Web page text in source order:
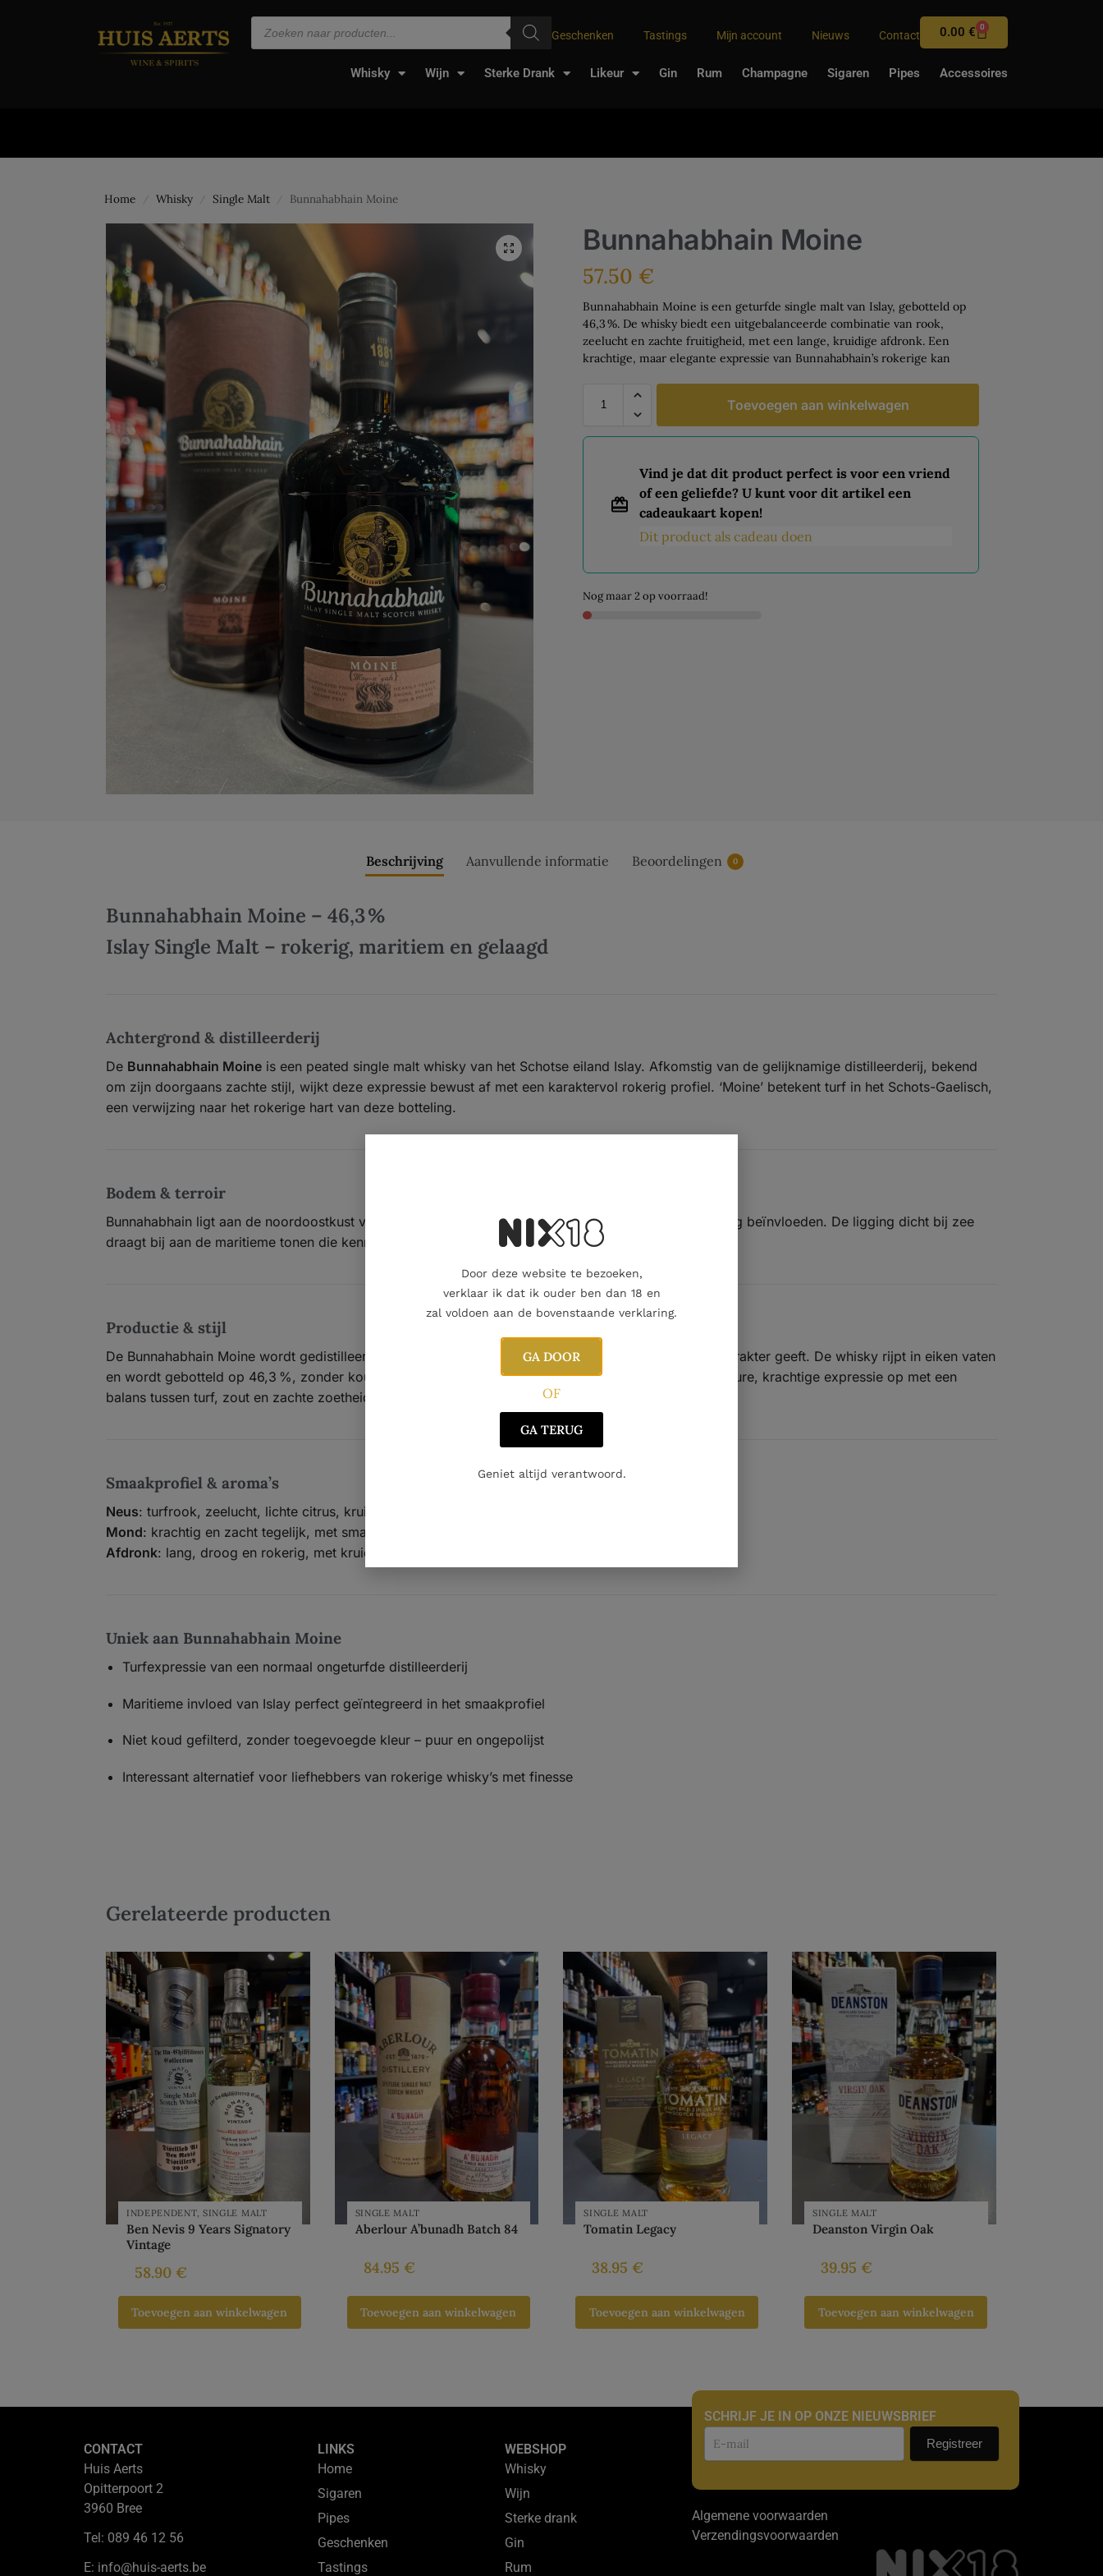
Geschenken Tastings Mijn account Nieuws Contact 0.00€ 0
Whisky Wijn Sterke Drank Likeur Gin Rum Champagne Sigaren Pipes Accessoires
Home / Whisky / Single Malt / Bunnahabhain Moine
Bunnahabhain Moine
57.50 €
Bunnahabhain Moine is een geturfde single malt van Islay, gebotteld op
46,3 %. De whisky biedt een uitgebalanceerde combinatie van rook,
zeelucht en zachte fruitigheid, met een lange, kruidige afdronk. Een
krachtige, maar elegante expressie van Bunnahabhain’s rokerige kan
Toevoegen aan winkelwagen
Vind je dat dit product perfect is voor een vriend
of een geliefde? U kunt voor dit artikel een
cadeaukaart kopen!
Dit product als cadeau doen
Nog maar 2 op voorraad!
Beschrijving Aanvullende informatie Beoordelingen 0
Bunnahabhain Moine – 46,3 %
Islay Single Malt – rokerig, maritiem en gelaagd
Achtergrond & distilleerderij
De Bunnahabhain Moineis een peated single malt whisky van het Schotse eiland Islay. Afkomstig van de gelijknamige distilleerderij, bekend
om zijn doorgaans zachte stijl, wijkt deze expressie bewust af met een karaktervol rokerig profiel. ‘Moine’ betekent turf in het Schots-Gaelisch,
een verwijzing naar het rokerige hart van deze botteling.
Bodem & terroir
Bunnahabhain ligt aan de noordoostkust van Islay, waar de zilte zeelucht en turfrijke bodems de rijping beïnvloeden. De ligging dicht bij zee
draagt bij aan de maritieme tonen die kenmerkend zijn voor deze whisky.
Productie & stijl
De Bunnahabhain Moine wordt gedistilleerd uit geturfde gerst, wat hem zijn kenmerkende rokerige karakter geeft. De whisky rijpt in eiken vaten
en wordt gebotteld op 46,3 %, zonder koude filtering of toevoeging van kleurstoffen. Dit levert een pure, krachtige expressie op met een
balans tussen turf, zout en zachte zoetheid.
Smaakprofiel & aroma’s
Neus: turfrook, zeelucht, lichte citrus, kruiden en een vleugje honing
Mond: krachtig en zacht tegelijk, met smaken van rook, zwarte peper, appel en subtiele zoetheid
Afdronk: lang, droog en rokerig, met kruidige ondertonen en lichte ziltigheid
Uniek aan Bunnahabhain Moine
Turfexpressie van een normaal ongeturfde distilleerderij
Maritieme invloed van Islay perfect geïntegreerd in het smaakprofiel
Niet koud gefilterd, zonder toegevoegde kleur – puur en ongepolijst
Interessant alternatief voor liefhebbers van rokerige whisky’s met finesse
Gerelateerde producten
INDEPENDENT, SINGLE MALT
Ben Nevis 9 Years Signatory
Vintage
58.90 €
Toevoegen aan winkelwagen
SINGLE MALT
Aberlour A’bunadh Batch 84
84.95 €
Toevoegen aan winkelwagen
SINGLE MALT
Tomatin Legacy
38.95 €
Toevoegen aan winkelwagen
SINGLE MALT
Deanston Virgin Oak
39.95 €
Toevoegen aan winkelwagen
CONTACT
Huis Aerts
Opitterpoort 2
3960 Bree
Tel: 089 46 12 56
E: info@huis-aerts.be
LINKS
Home
Sigaren
Pipes
Geschenken
Tastings
WEBSHOP
Whisky
Wijn
Sterke drank
Gin
Rum
SCHRIJF JE IN OP ONZE NIEUWSBRIEF
Nieuwsbrief Registreer
Algemene voorwaarden
Verzendingsvoorwaarden
Door deze website te bezoeken,
verklaar ik dat ik ouder ben dan 18 en
zal voldoen aan de bovenstaande verklaring.
GA DOOR
OF
GA TERUG
Geniet altijd verantwoord.